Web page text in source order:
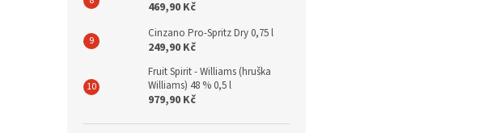
469,90 Kč
Cinzano Pro-Spritz Dry 0,75 l
249,90 Kč
Fruit Spirit - Williams (hruška
Williams) 48 % 0,5 l
979,90 Kč